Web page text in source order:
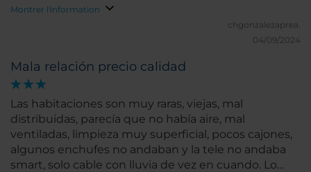
pesos cuando valen entre 500 y 1500 segun la
Montrer l'information
chgonzalezaprea.
04/09/2024
Mala relación precio calidad
Las habitaciones son muy raras, viejas, mal
distribuidas, parecía que no había aire, mal
ventiladas, limpieza muy superficial, pocos cajones,
algunos enchufes no andaban y la tele no andaba
smart, solo cable con lluvia de vez en cuando. Lo